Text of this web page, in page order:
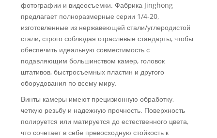
фотографии и видеосъемки. Фабрика Jinghong
предлагает полноразмерные серии 1/4-20,
изготовленные из нержавеющей стали/углеродистой
стали, строго соблюдая отраслевые стандарты, чтобы
обеспечить идеальную совместимость с
подавляющим большинством камер, головок
штативов, быстросъемных пластин и другого
оборудования по всему миру.
Винты камеры имеют прецизионную обработку,
четкую резьбу и надежную прочность. Поверхность
полируется или матируется до естественного цвета,
что сочетает в себе превосходную стойкость к